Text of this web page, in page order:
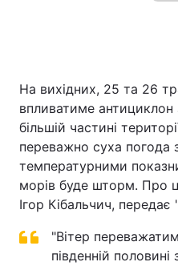
На вихідних, 25 та 26
впливатиме антициклон
більшій частині
переважно суха
температурними
морів буде шторм. Про
Ігор Кібальчич, передає
"Вітер
південній